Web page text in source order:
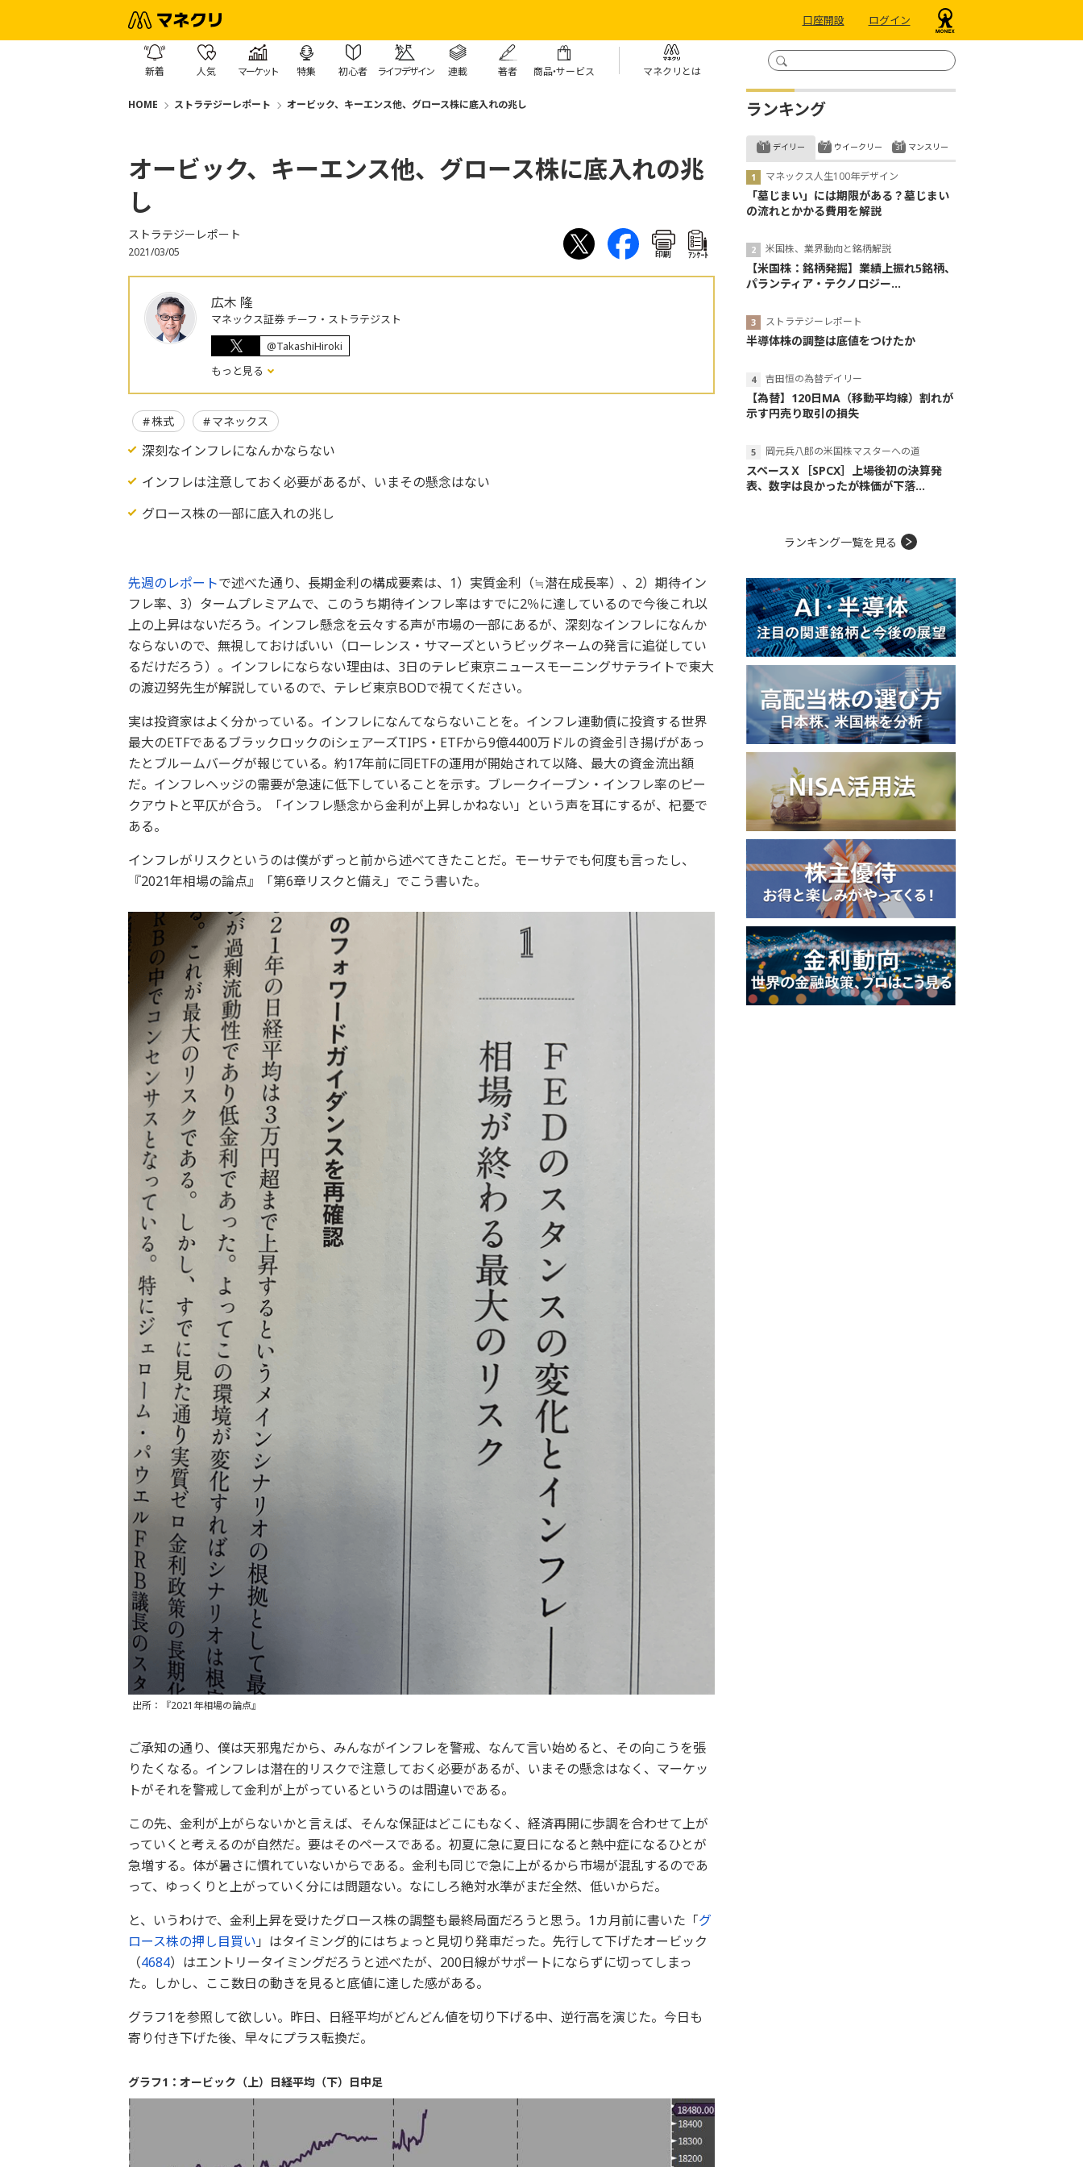
口座開設 ログイン
新着 人気 マーケット 特集 初心者 ライフデザイン 連載 著者 商品・サービス マネクリとは
HOME ストラテジーレポート オービック、キーエンス他、グロース株に底入れの兆し
オービック、キーエンス他、グロース株に底入れの兆
し
ストラテジーレポート
2021/03/05 印刷 ｱﾝｹｰﾄ
広木 隆
マネックス証券 チーフ・ストラテジスト
@TakashiHiroki
もっと見る
株式 マネックス
深刻なインフレになんかならない
インフレは注意しておく必要があるが、いまその懸念はない
グロース株の一部に底入れの兆し
先週のレポートで述べた通り、長期金利の構成要素は、1）実質金利（≒潜在成長率）、2）期待イン
フレ率、3）タームプレミアムで、このうち期待インフレ率はすでに2％に達しているので今後これ以
上の上昇はないだろう。インフレ懸念を云々する声が市場の一部にあるが、深刻なインフレになんか
ならないので、無視しておけばいい（ローレンス・サマーズというビッグネームの発言に追従してい
るだけだろう）。インフレにならない理由は、3日のテレビ東京ニュースモーニングサテライトで東大
の渡辺努先生が解説しているので、テレビ東京BODで視てください。
実は投資家はよく分かっている。インフレになんてならないことを。インフレ連動債に投資する世界
最大のETFであるブラックロックのiシェアーズTIPS・ETFから9億4400万ドルの資金引き揚げがあっ
たとブルームバーグが報じている。約17年前に同ETFの運用が開始されて以降、最大の資金流出額
だ。インフレヘッジの需要が急速に低下していることを示す。ブレークイーブン・インフレ率のピー
クアウトと平仄が合う。「インフレ懸念から金利が上昇しかねない」という声を耳にするが、杞憂で
ある。
インフレがリスクというのは僕がずっと前から述べてきたことだ。モーサテでも何度も言ったし、
『2021年相場の論点』「第6章リスクと備え」でこう書いた。
出所：『2021年相場の論点』
ご承知の通り、僕は天邪鬼だから、みんながインフレを警戒、なんて言い始めると、その向こうを張
りたくなる。インフレは潜在的リスクで注意しておく必要があるが、いまその懸念はなく、マーケッ
トがそれを警戒して金利が上がっているというのは間違いである。
この先、金利が上がらないかと言えば、そんな保証はどこにもなく、経済再開に歩調を合わせて上が
っていくと考えるのが自然だ。要はそのペースである。初夏に急に夏日になると熱中症になるひとが
急増する。体が暑さに慣れていないからである。金利も同じで急に上がるから市場が混乱するのであ
って、ゆっくりと上がっていく分には問題ない。なにしろ絶対水準がまだ全然、低いからだ。
と、いうわけで、金利上昇を受けたグロース株の調整も最終局面だろうと思う。1カ月前に書いた「グ
ロース株の押し目買い 」はタイミング的にはちょっと見切り発車だった。先行して下げたオービック
（4684）はエントリータイミングだろうと述べたが、200日線がサポートにならずに切ってしまっ
た。しかし、ここ数日の動きを見ると底値に達した感がある。
グラフ1を参照して欲しい。昨日、日経平均がどんどん値を切り下げる中、逆行高を演じた。今日も
寄り付き下げた後、早々にプラス転換だ。
グラフ1：オービック（上）日経平均（下）日中足
ランキング
デイリー
マネックス人生100年デザイン
「墓じまい」には期限がある？墓じまい
の流れとかかる費用を解説
米国株、業界動向と銘柄解説
【米国株：銘柄発掘】業績上振れ5銘柄、
パランティア・テクノロジー...
ストラテジーレポート
半導体株の調整は底値をつけたか
吉田恒の為替デイリー
【為替】120日MA（移動平均線）割れが
示す円売り取引の損失
岡元兵八郎の米国株マスターへの道
スペースＸ［SPCX］上場後初の決算発
表、数字は良かったが株価が下落...
ウイークリー マンスリー
ランキング一覧を見る